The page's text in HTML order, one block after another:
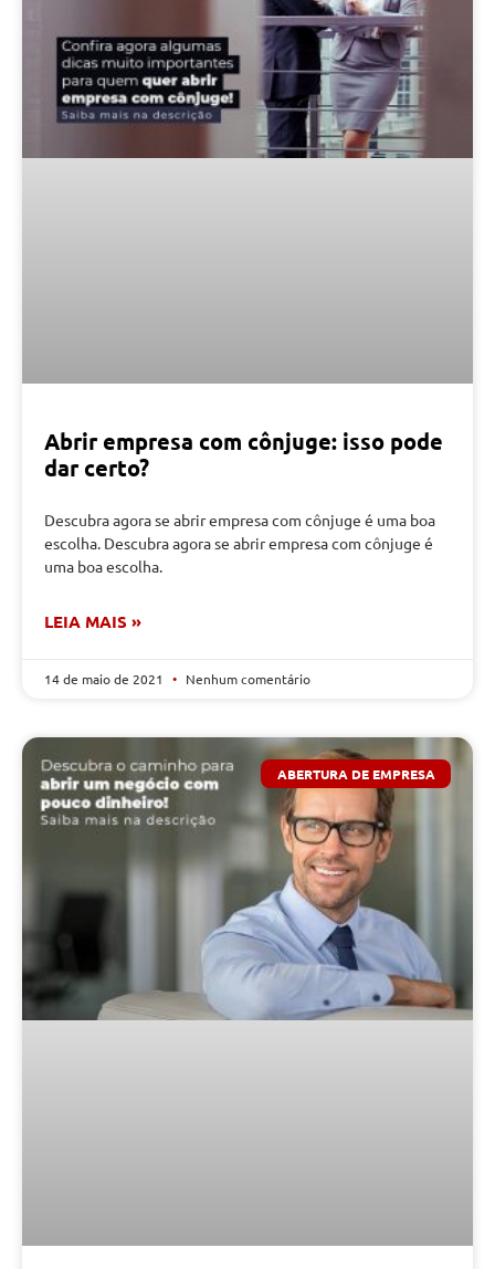
Abrir empresa com cônjuge: isso pode
dar certo?
Descubra agora se abrir empresa com cônjuge é uma boa
escolha. Descubra agora se abrir empresa com cônjuge é
uma boa escolha.
LEIA MAIS »
14 de maio de 2021 Nenhum comentário
ABERTURA DE EMPRESA